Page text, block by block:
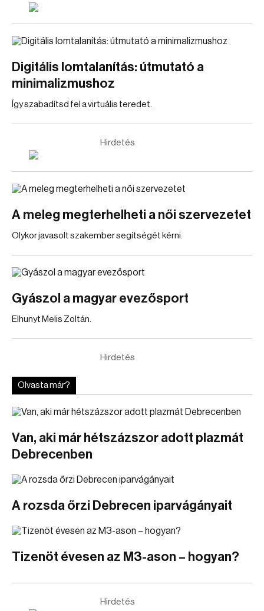
Digitális lomtalanítás: útmutató a
minimalizmushoz
Így szabadítsd fel a virtuális teredet.
Hirdetés
A meleg megterhelheti a női szervezetet
Olykor javasolt szakember segítségét kérni.
Gyászol a magyar evezősport
Elhunyt Melis Zoltán.
Hirdetés
Olvasta már?
Van, aki már hétszázszor adott plazmát
Debrecenben
A rozsda őrzi Debrecen iparvágányait
Tizenöt évesen az M3-ason – hogyan?
Hirdetés